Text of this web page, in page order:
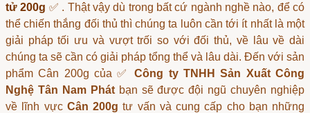
tử 200g ✅ . Thật vậy dù trong bất cứ ngành nghề nào, để có
thể chiến thắng đối thủ thì chúng ta luôn cần tới ít nhất là một
giải pháp tối ưu và vượt trối so với đối thủ, về lâu về dài
chúng ta sẽ cần có giải pháp tổng thể và lâu dài. Đến với sản
phẩmCân 200g của ✅Công ty TNHH Sản Xuất Công
Nghệ Tân Nam Phátbạn sẽ được đội ngũ chuyên nghiệp
về lĩnh vực Cân 200g tư vấn và cung cấp cho bạn những